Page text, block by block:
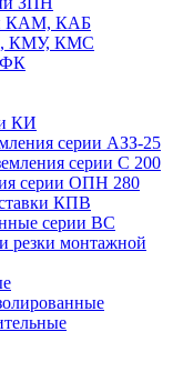
КАМ, КАБ
КМУ, КМС
КИ
серии АЗЗ-25
серии С 200
серии ОПН 280
КПВ
серии ВС
резки монтажной